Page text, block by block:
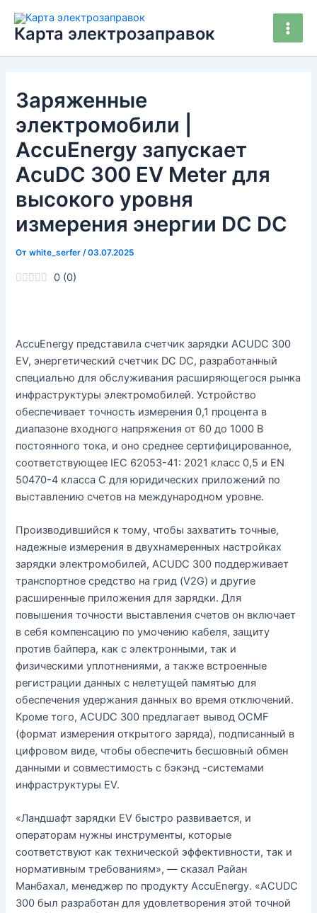
содержимому
Карта электрозаправок
Main
Заряженные
электромобили |
AccuEnergy запускает
AcuDC 300 EV Meter для
высокого уровня
измерения энергии DC DC
Отwhite_serfer /03.07.2025
0 (0)
AccuEnergy представила счетчик зарядки ACUDC 300
EV, энергетический счетчик DC DC, разработанный
специально для обслуживания расширяющегося рынка
инфраструктуры электромобилей. Устройство
обеспечивает точность измерения 0,1 процента в
диапазоне входного напряжения от 60 до 1000 В
постоянного тока, и оно среднее сертифицированное,
соответствующее IEC 62053-41: 2021 класс 0,5 и EN
50470-4 класса C для юридических приложений по
выставлению счетов на международном уровне.
Производившийся к тому, чтобы захватить точные,
надежные измерения в двухнамеренных настройках
зарядки электромобилей, ACUDC 300 поддерживает
транспортное средство на грид (V2G) и другие
расширенные приложения для зарядки. Для
повышения точности выставления счетов он включает
в себя компенсацию по умочению кабеля, защиту
против байпера, как с электронными, так и
физическими уплотнениями, а также встроенные
регистрации данных с нелетущей памятью для
обеспечения удержания данных во время отключений.
Кроме того, ACUDC 300 предлагает вывод OCMF
(формат измерения открытого заряда), подписанный в
цифровом виде, чтобы обеспечить бесшовный обмен
данными и совместимость с бэкэнд -системами
инфраструктуры EV.
«Ландшафт зарядки EV быстро развивается, и
операторам нужны инструменты, которые
соответствуют как технической эффективности, так и
нормативным требованиям», — сказал Райан
Манбахал, менеджер по продукту AccuEnergy. «ACUDC
300 был разработан для удовлетворения этой точной